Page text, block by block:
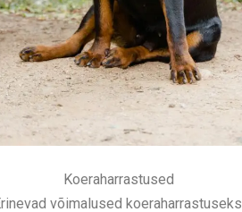
Koeraharrastused
võimalused koeraharrastuseks.